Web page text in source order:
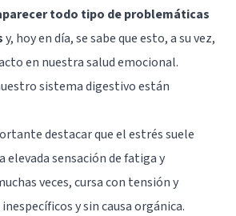
todo tipo de problemáticas
y, hoy en día, se sabe que esto, a su vez,
en nuestra salud emocional.
sistema digestivo están
destacar que el estrés suele
elevada sensación de fatiga y
veces, cursa con tensión y
y sin causa orgánica.